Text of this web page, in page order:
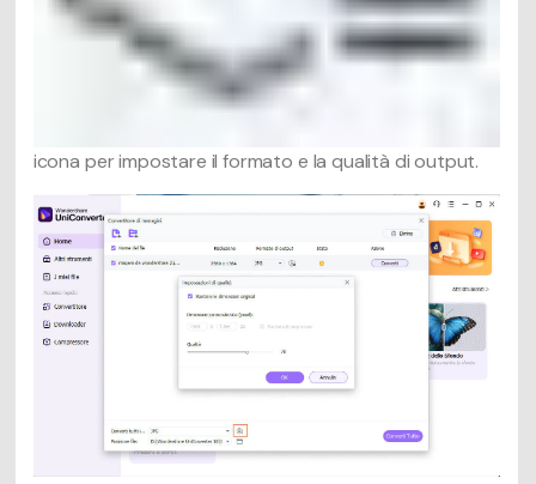
icona per impostare il formato e la qualità di output.